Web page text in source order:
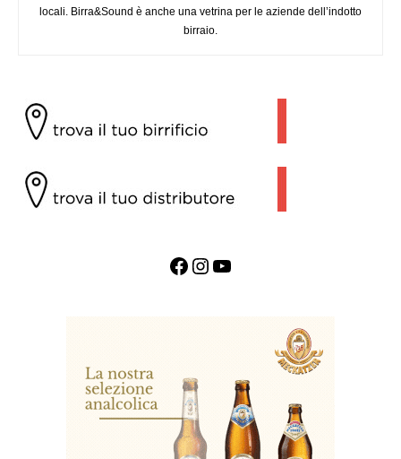
locali. Birra&Sound è anche una vetrina per le aziende dell’indotto
birraio.
Facebook InstagramYouTube